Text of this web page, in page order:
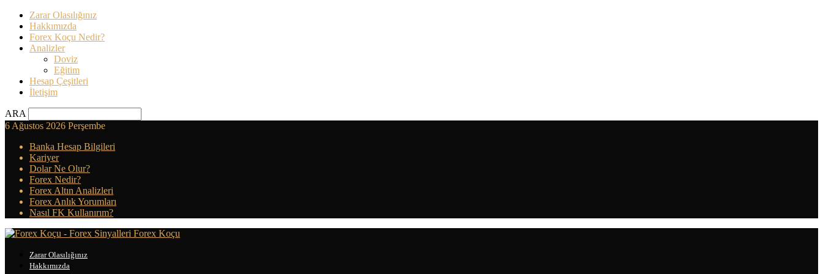
Zarar Olasılığınız
Hakkımızda
Forex Koçu Nedir?
Analizler
Doviz
Eğitim
Hesap Çeşitleri
İletişim
ARA
6 Ağustos 2026 Perşembe
Banka Hesap Bilgileri
Kariyer
Dolar Ne Olur?
Forex Nedir?
Forex Altın Analizleri
Forex Anlık Yorumları
Nasıl FK Kullanırım?
Forex Koçu
Zarar Olasılığınız
Hakkımızda